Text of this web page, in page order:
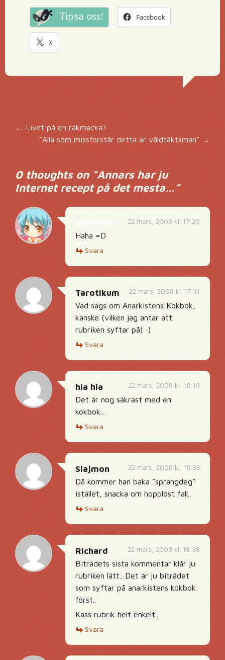
Tipsa oss! Facebook
X
Inläggsnavigering
← Livet på en räkmacka?
”Alla som missförstår detta är våldtäktsmän” →
0 thoughts on “Annars har ju
Internet recept på det mesta…”
22 mars, 2008 kl. 17:20
Haha =D
Svara
22 mars, 2008 kl. 17:31
Tarotikum
Vad sägs om Anarkistens Kokbok,
kanske (vilken jag antar att
rubriken syftar på) :)
Svara
22 mars, 2008 kl. 18:19
hia hia
Det är nog säkrast med en
kokbok…
Svara
22 mars, 2008 kl. 18:33
Slajmon
Då kommer han baka ”sprängdeg”
istället, snacka om hopplöst fall..
Svara
22 mars, 2008 kl. 18:38
Richard
Biträdets sista kommentar klår ju
rubriken lätt.. Det är ju biträdet
som syftar på anarkistens kokbok
först..
Kass rubrik helt enkelt..
Svara